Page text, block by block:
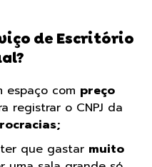
de Escritório
espaço com preço
registrar o CNPJ da
que gastar muito